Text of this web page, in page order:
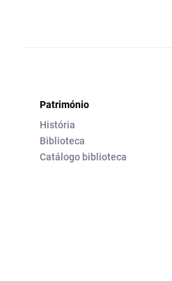
Património
História
Biblioteca
Catálogo biblioteca